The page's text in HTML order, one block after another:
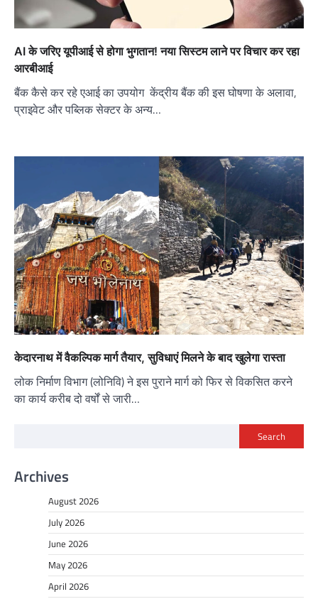
AI के जरिए यूपीआई से होगा भुगतान! नया सिस्‍टम लाने पर विचार कर रहा
आरबीआई
बैंक कैसे कर रहे एआई का उपयोग केंद्रीय बैंक की इस घोषणा के अलावा,
प्राइवेट और पब्लिक सेक्‍टर के अन्य…
केदारनाथ में वैकल्पिक मार्ग तैयार, सुविधाएं मिलने के बाद खुलेगा रास्ता
लोक निर्माण विभाग (लोनिवि) ने इस पुराने मार्ग को फिर से विकसित करने
का कार्य करीब दो वर्षों से जारी…
Search
Archives
August 2026
July 2026
June 2026
May 2026
April 2026